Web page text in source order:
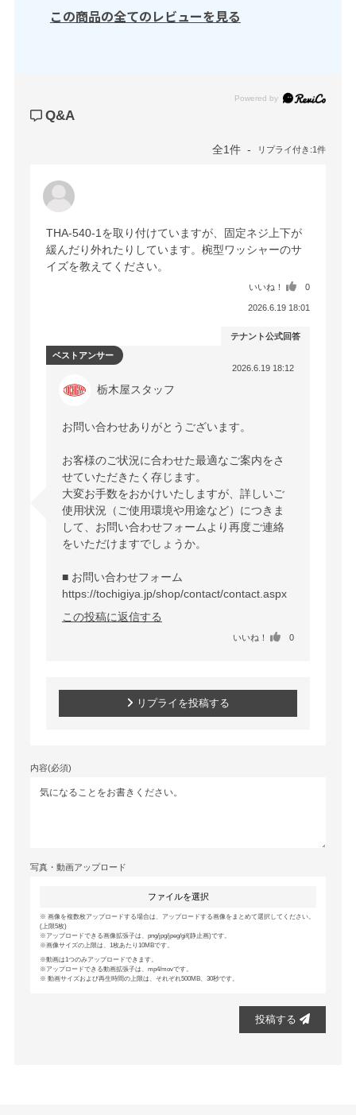
この商品の全てのレビューを見る
Powered by
Q&A
全1件 リプライ付き:1件
THA-540-1を取り付けていますが、固定ネジ上下が
緩んだり外れたりしています。椀型ワッシャーのサ
イズを教えてください。
いいね！ 0
2026.6.19 18:01
2026.6.19 18:12
栃木屋スタッフ
お問い合わせありがとうございます。
お客様のご状況に合わせた最適なご案内をさ
せていただきたく存じます。
大変お手数をおかけいたしますが、詳しいご
使用状況（ご使用環境や用途など）につきま
して、お問い合わせフォームより再度ご連絡
をいただけますでしょうか。
https://tochigiya.jp/shop/contact/contact.aspx
この投稿に返信する
いいね！ 0
ベストアンサー
テナント公式回答
リプライを投稿する
内容(必須)
写真・動画アップロード
ファイルを選択
画像を複数枚アップロードする場合は、アップロードする画像をまとめて選択してください。
(上限5枚)
アップロードできる画像拡張子は、png/jpg/jpeg/gif(静止画)です。
画像サイズの上限は、1枚あたり10MBです。
動画は1つのみアップロードできます。
アップロードできる動画拡張子は、mp4/movです。
動画サイズおよび再生時間の上限は、それぞれ500MB、30秒です。
投稿する